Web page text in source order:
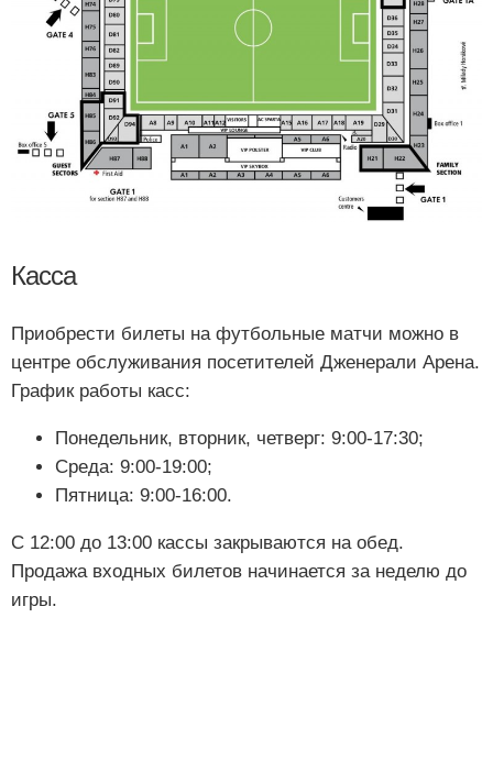
Касса
Приобрести билеты на футбольные матчи можно в
центре обслуживания посетителей Дженерали Арена.
График работы касс:
Понедельник, вторник, четверг: 9:00-17:30;
Среда: 9:00-19:00;
Пятница: 9:00-16:00.
С 12:00 до 13:00 кассы закрываются на обед.
Продажа входных билетов начинается за неделю до
игры.